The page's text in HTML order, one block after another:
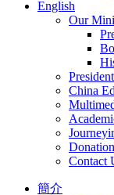
English
Our
China
Donation
Contact
簡介